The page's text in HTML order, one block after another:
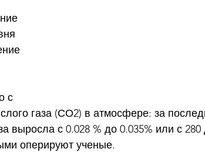
газа (СО2) в атмосфере: за
выросла с 0.028 % до 0.035% или с 280
оперируют ученые.